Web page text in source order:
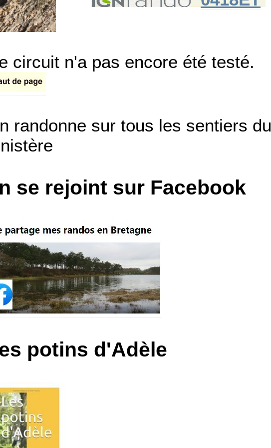
circuit n'a pas encore été testé.
randonne sur tous les sentiers du
se rejoint sur Facebook
potins d'Adèle